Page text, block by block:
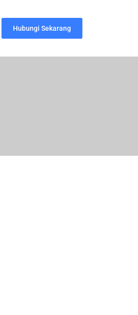
Hubungi Sekarang